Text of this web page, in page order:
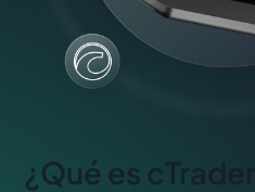
¿Qué es cTrader?